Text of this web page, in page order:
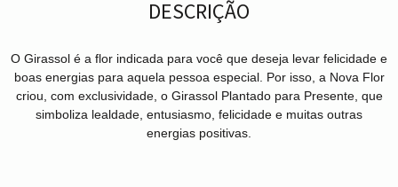
DESCRIÇÃO
O Girassol é a flor indicada para você que deseja levar felicidade e
boas energias para aquela pessoa especial. Por isso, a Nova Flor
criou, com exclusividade, o Girassol Plantado para Presente, que
simboliza lealdade, entusiasmo, felicidade e muitas outras
energias positivas.